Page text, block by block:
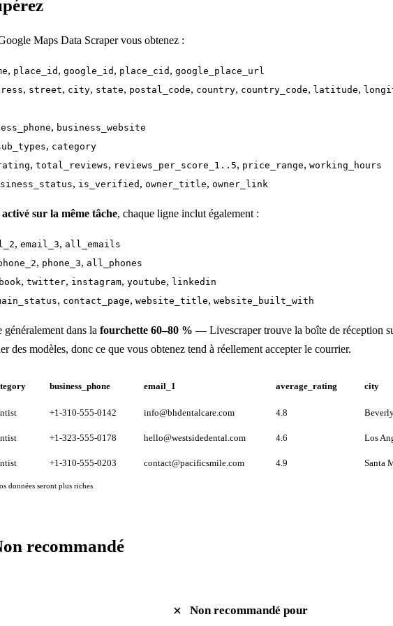
Maps Data Scraper vous obtenez :
, place_id , google_id , place_cid , google_place_url
, street, city, state, postal_code, country, country_code, latitude,
, business_website
, category
, total_reviews, reviews_per_score_1..5, price_range, working_hours
, is_verified , owner_title, owner_link
sur la même tâche, chaque ligne inclut également :
, email_3, all_emails
, phone_3, all_phones
, twitter, instagram, youtube, linkedin
, contact_page, website_title, website_built_with
dans la fourchette 60–80 % — Livescraper trouve la boîte de réception
des modèles, donc ce que vous obtenez tend à réellement accepter le courrier.
business_phone email_1 average_rating city
+1-310-555-0142 info@bhdentalcare.com 4.8
+1-323-555-0178 hello@westsidedental.com 4.6 Los
+1-310-555-0203 contact@pacificsmile.com 4.9 Santa
données seront plus riches
recommandé
Non recommandé pour